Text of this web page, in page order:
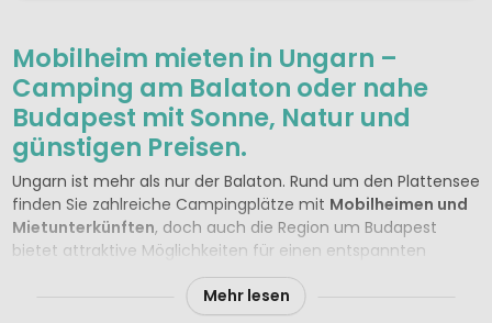
Mobilheim mieten in Ungarn –
Camping am Balaton oder nahe
Budapest mit Sonne, Natur und
günstigen Preisen.
Ungarn ist mehr als nur der Balaton. Rund um den Plattensee
finden Sie zahlreiche Campingplätze mit Mobilheimen und
Mietunterkünften, doch auch die Region um Budapest
bietet attraktive Möglichkeiten für einen entspannten
Campingurlaub. Freuen Sie sich auf weite Landschaften,
herzliche Gastfreundschaft und ein angenehm warmes
Mehr lesen